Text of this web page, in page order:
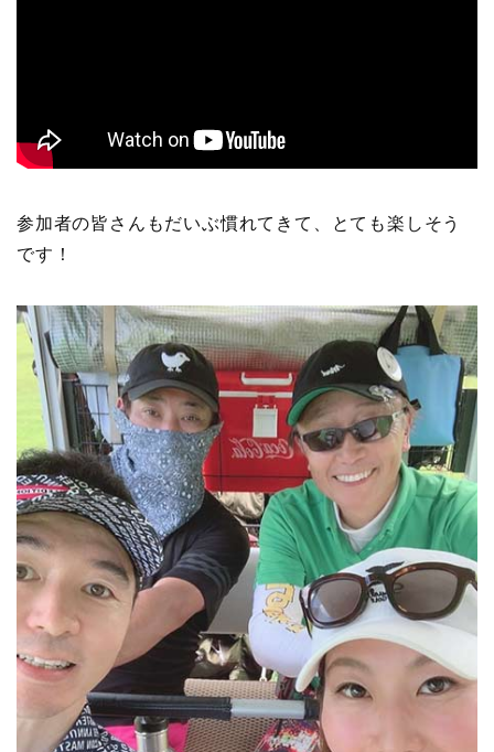
参加者の皆さんもだいぶ慣れてきて、とても楽しそう
です！